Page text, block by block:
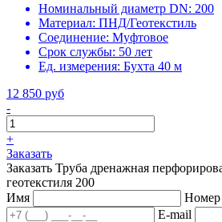
Номинальный диаметр DN: 200
Материал: ПНД/Геотекстиль
Соединение: Муфтовое
Срок службы: 50 лет
Ед. измерения: Бухта 40 м
12 850 руб
-
+
Заказать
Заказать Труба дренажная
геотекстиля 200
Имя
Номер
E-mail